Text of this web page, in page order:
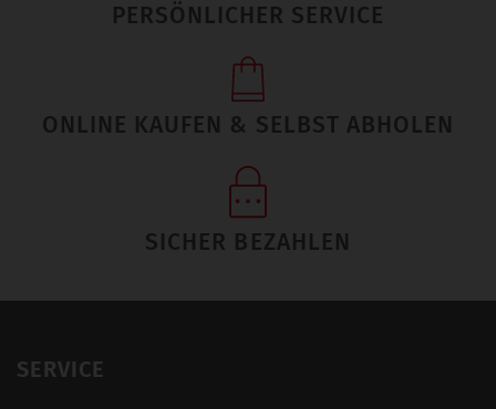
PERSÖNLICHER SERVICE
ONLINE KAUFEN & SELBST ABHOLEN
SICHER BEZAHLEN
SERVICE